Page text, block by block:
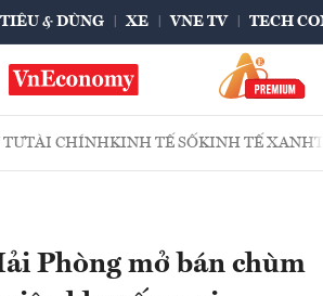
TIÊU & DÙNG XE VNE TV TECH
TƯTÀI CHÍNHKINH TẾ SỐKINH TẾ XANH
Phòng mở bán chùm